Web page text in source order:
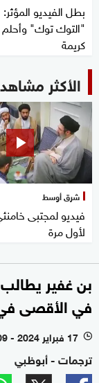
بطل الفيديو
"التوك توك" وأحلم
كريمة
الأكثر
شرق أوسط
فيديو لمجتبى
لأول مرة
بن غفير
في الأقصى
l 17 فبراير 2024 - 23:09 بتوقيت أبوظبي
ترجمات - أبوظبي